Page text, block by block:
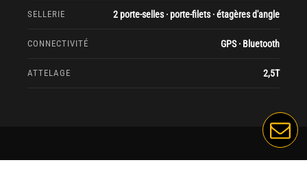
SELLERIE 2 porte-selles · porte-filets · étagères d'angle
CONNECTIVITÉ GPS · Bluetooth
ATTELAGE 2,5T